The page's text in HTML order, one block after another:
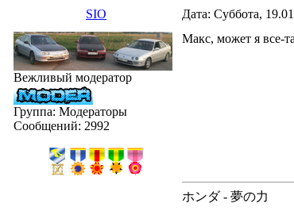
SIO Дата: Суббота,
Вежливый модератор
Группа: Модераторы
Сообщений: 2992
Макс, может я все-
ホンダ - 夢の力